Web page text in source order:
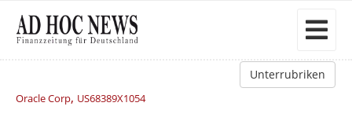
Unterrubriken
Oracle Corp, US68389X1054